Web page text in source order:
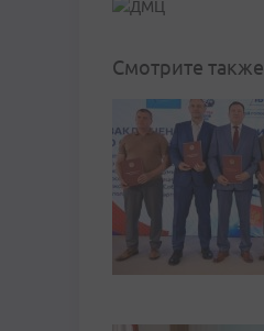
Смотрите также